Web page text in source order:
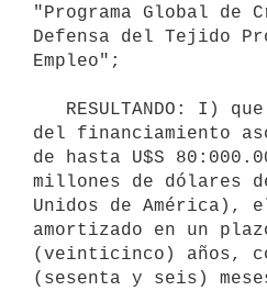
"Programa Global de
Defensa del Tejido
Empleo";
del financiamiento
de hasta U$S
millones de dólares
Unidos de América),
amortizado en un
(veinticinco) años,
(sesenta y seis)